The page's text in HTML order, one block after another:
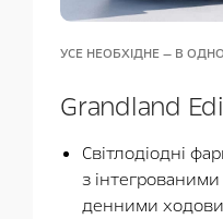
УСЕ НЕОБХІДНЕ — В
Grandland
Cвітлодіодні
з
денними